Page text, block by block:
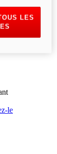
le
LES